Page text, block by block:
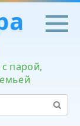
парой,